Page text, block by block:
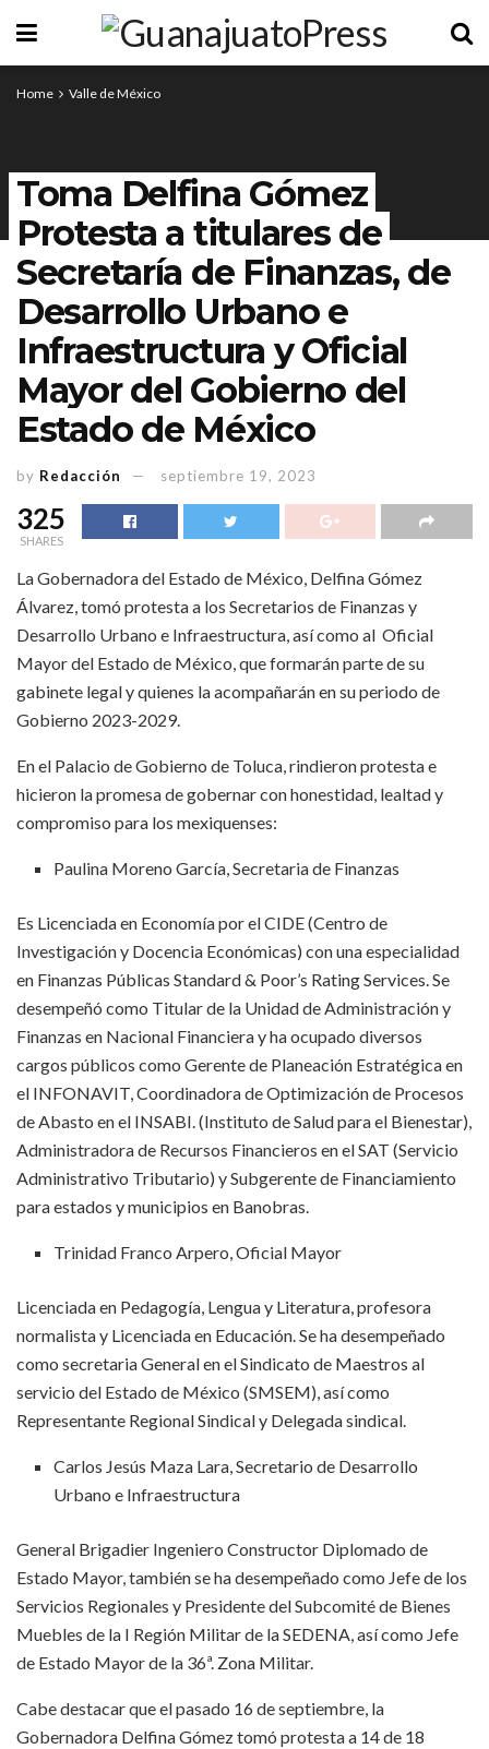
Home Valle de México
Toma Delfina Gómez
Protesta a titulares de
Secretaría de Finanzas, de
Desarrollo Urbano e
Infraestructura y Oficial
Mayor del Gobierno del
Estado de México
by Redacción septiembre 19, 2023
325
SHARES
La Gobernadora del Estado de México, Delfina Gómez
Álvarez, tomó protesta a los Secretarios de Finanzas y
Desarrollo Urbano e Infraestructura, así como al Oficial
Mayor del Estado de México, que formarán parte de su
gabinete legal y quienes la acompañarán en su periodo de
Gobierno 2023-2029.
En el Palacio de Gobierno de Toluca, rindieron protesta e
hicieron la promesa de gobernar con honestidad, lealtad y
compromiso para los mexiquenses:
Paulina Moreno García, Secretaria de Finanzas
Es Licenciada en Economía por el CIDE (Centro de
Investigación y Docencia Económicas) con una especialidad
en Finanzas Públicas Standard & Poor’s Rating Services. Se
desempeñó como Titular de la Unidad de Administración y
Finanzas en Nacional Financiera y ha ocupado diversos
cargos públicos como Gerente de Planeación Estratégica en
el INFONAVIT, Coordinadora de Optimización de Procesos
de Abasto en el INSABI. (Instituto de Salud para el Bienestar),
Administradora de Recursos Financieros en el SAT (Servicio
Administrativo Tributario) y Subgerente de Financiamiento
para estados y municipios en Banobras.
Trinidad Franco Arpero, Oficial Mayor
Licenciada en Pedagogía, Lengua y Literatura, profesora
normalista y Licenciada en Educación. Se ha desempeñado
como secretaria General en el Sindicato de Maestros al
servicio del Estado de México (SMSEM), así como
Representante Regional Sindical y Delegada sindical.
Carlos Jesús Maza Lara, Secretario de Desarrollo
Urbano e Infraestructura
General Brigadier Ingeniero Constructor Diplomado de
Estado Mayor, también se ha desempeñado como Jefe de los
Servicios Regionales y Presidente del Subcomité de Bienes
Muebles de la I Región Militar de la SEDENA, así como Jefe
de Estado Mayor de la 36ª. Zona Militar.
Cabe destacar que el pasado 16 de septiembre, la
Gobernadora Delfina Gómez tomó protesta a 14 de 18